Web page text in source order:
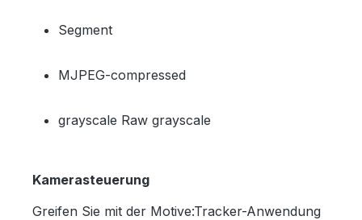
Segment
MJPEG-compressed
grayscale Raw grayscale
Kamerasteuerung
Greifen Sie mit der Motive:Tracker-Anwendung